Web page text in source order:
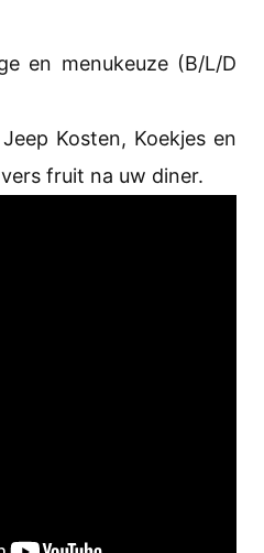
en menukeuze (B/L/D
Kosten, Koekjes en
fruit na uw diner.